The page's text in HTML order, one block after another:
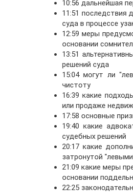
10:56 дальнейшая
11:51 последствия
суда в процессе
12:59 меры
основании
13:51
решений суда
15:04 могут ли
чистоту
16:39 какие
или продаже
17:58 основные
19:40 какие
судебных решений
20:17 какие
затронутой
21:09 какие меры
основании
22:25